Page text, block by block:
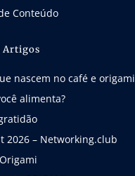
Conteúdo
Artigos
nascem no café e origami
alimenta?
2026 – Networking.club